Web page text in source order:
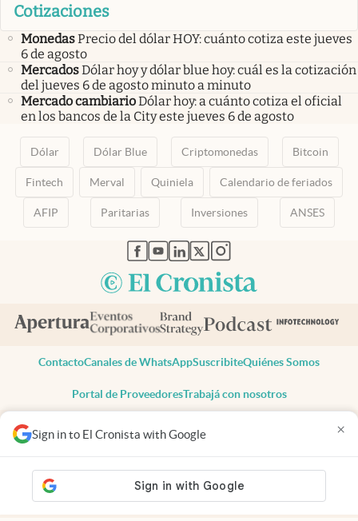
Sign in to El Cronista with Google ×
Cotizaciones
MonedasPrecio del dólar HOY: cuánto cotiza este jueves
6 de agosto
MercadosDólar hoy y dólar blue hoy: cuál es la cotización
del jueves 6 de agosto minuto a minuto
Mercado cambiarioDólar hoy: a cuánto cotiza el oficial
en los bancos de la City este jueves 6 de agosto
Dólar Dólar Blue Criptomonedas Bitcoin
Fintech Merval Quiniela Calendario de feriados
AFIP Paritarias Inversiones ANSES
abre en nueva pestaña
abre en nueva pestaña
abre en nueva pestaña
abre en nueva pestaña
abre en nueva pestaña
ContactoCanales de WhatsAppSuscribiteQuiénes Somos
Portal de ProveedoresTrabajá con nosotros
Todos los derechos reservados
Privacidad
Consentimiento
Tel:+54 11 7078-3270